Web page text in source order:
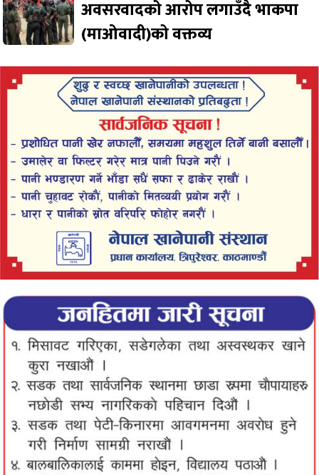
अवसरवादको आरोप लगाउँदै भाकपा
(माओवादी)को वक्तव्य